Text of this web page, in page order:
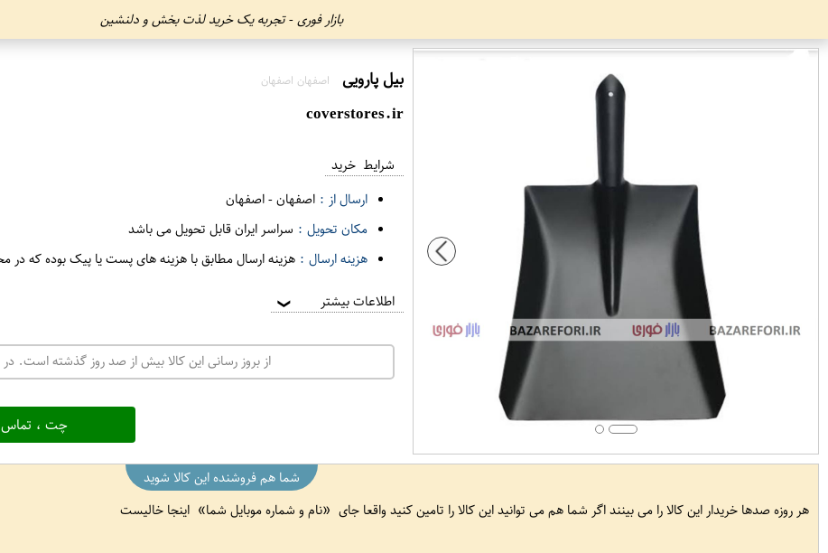
بازار فوری - تجربه یک خرید لذت بخش و دلنشین
بیل پارویی اصفهان اصفهان
coverstores.ir
شرایط خرید
ارسال از : اصفهان-اصفهان
مکان تحویل : سراسر ایران قابل تحویل می باشد
هزینه ارسال : هزینه ارسال مطابق با هزینه های پست یا پیک بوده که در
اطلاعات بیشتر ❯
از بروز رسانی این کالا بیش از صد روز گذشته است.
چت ، تماس
شما هم فروشنده این کالا شوید
هر روزه صدها خریدار این کالا را می بینند اگر شما هم می توانید این کالا را تامین کنید واقعا جای
نام و شماره موبایل شما اینجا خالیست